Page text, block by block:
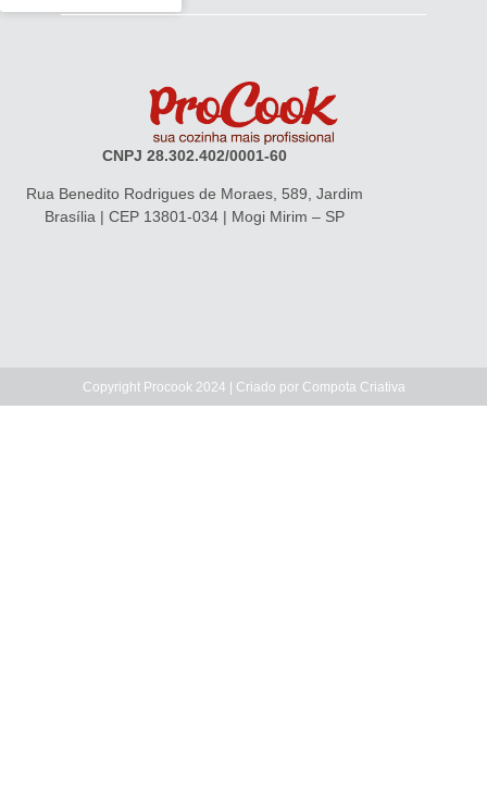
CNPJ 28.302.402/0001-60
Rua Benedito Rodrigues de Moraes, 589, Jardim
Brasília | CEP 13801-034 | Mogi Mirim – SP
Copyright Procook 2024 | Criado por Compota Criativa